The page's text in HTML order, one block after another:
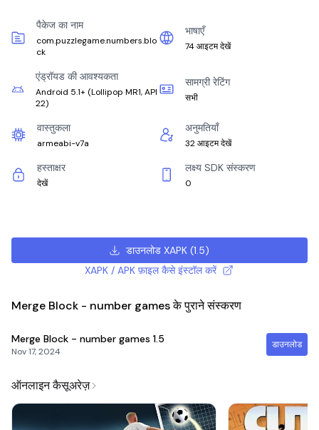
पैकेज का नाम
com.puzzlegame.numbers.blo
ck
भाषाएँ
74 आइटम देखें
एंड्रॉयड की आवश्यकता
Android 5.1+ (Lollipop MR1, API
22)
सामग्री रेटिंग
सभी
वास्तुकला
armeabi-v7a
अनुमतियाँ
32 आइटम देखें
हस्ताक्षर
देखें
लक्ष्य SDK संस्करण
0
डाउनलोड XAPK (1.5)
XAPK / APK फ़ाइल कैसे इंस्टॉल करें
Merge Block - number games के पुराने संस्करण
Merge Block - number games 1.5
Nov 17, 2024
डाउनलोड
ऑनलाइन कैसूअरेज़